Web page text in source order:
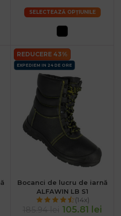
SELECTEAZĂ OPȚIUNILE
REDUCERE 43%
EXPEDIEM IN 24 DE ORE
Bocanci de lucru de iarnă
ALFAWIN LB S1
(14x)
105.81 lei